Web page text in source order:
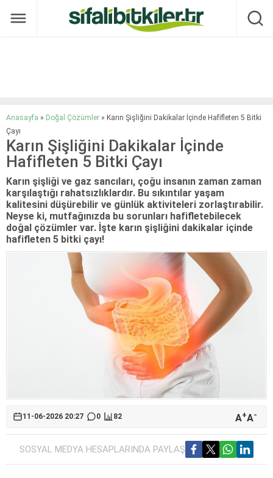
Anasayfa » Doğal Çözümler » Karın Şişliğini Dakikalar İçinde Hafifleten 5 Bitki
Çayı
Karın Şişliğini Dakikalar İçinde
Hafifleten 5 Bitki Çayı
Karın şişliği ve gaz sancıları, çoğu insanın zaman zaman
karşılaştığı rahatsızlıklardır. Bu sıkıntılar yaşam
kalitesini düşürebilir ve günlük aktiviteleri zorlaştırabilir.
Neyse ki, mutfağınızda bu sorunları hafifletebilecek
doğal çözümler var. İşte karın şişliğini dakikalar içinde
hafifleten 5 bitki çayı!
11-06-2026 20:27 0 82 A+A-
SOSYAL MEDYA HESAPLARINDA PAYLAŞ